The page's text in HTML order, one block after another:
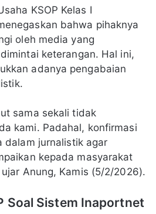
KSOP Kelas I
bahwa pihaknya
oleh media yang
keterangan. Hal ini,
adanya pengabaian
sama sekali tidak
kami. Padahal, konfirmasi
dalam jurnalistik agar
kepada masyarakat
Anung, Kamis (5/2/2026).
Soal Sistem Inaportnet